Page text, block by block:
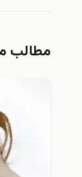
مطالب